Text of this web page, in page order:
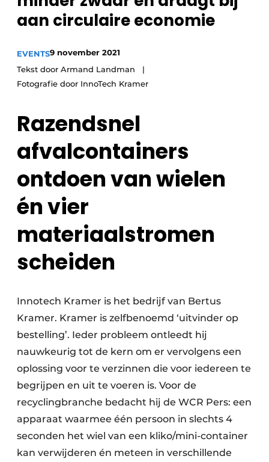
recyclingstroom in België
Vacature aanmelden
Vacatures
Video’s
Safety First
Kranen
Detectieapparatuur
Persen
Stofbeheersing
Uitrustingsstukken
Shredders
Transportbanden
Bedrijfsafval
Bouw & Sloopafval
Elektronisch Afval
Glasrecyclage
Houtafval
aan circulaire economie
EVENTS9 november 2021
Tekst door Armand Landman
Fotografie door InnoTech Kramer
Razendsnel
afvalcontainers
ontdoen van wielen
én vier
materiaalstromen
scheiden
Innotech Kramer is het bedrijf van Bertus
Kramer. Kramer is zelfbenoemd ‘uitvinder op
bestelling’. Ieder probleem ontleedt hij
nauwkeurig tot de kern om er vervolgens een
oplossing voor te verzinnen die voor iedereen te
begrijpen en uit te voeren is. Voor de
recyclingbranche bedacht hij de WCR Pers: een
apparaat waarmee één persoon in slechts 4
seconden het wiel van een kliko/mini-container
kan verwijderen én meteen in verschillende